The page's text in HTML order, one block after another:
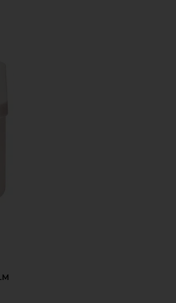
BLUSH BUTTER BALM